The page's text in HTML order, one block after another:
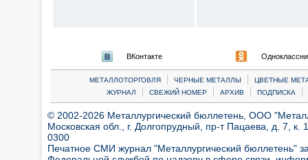
ВКонтакте
МЕТАЛЛОТОРГОВЛЯ | ЧЕРНЫЕ МЕТАЛЛЫ |
ЦВЕТНЫЕ
ЖУРНАЛ
| СВЕЖИЙ НОМЕР | АРХИВ | ПОДПИСКА |
© 2002-2026 Металлургический бюллетень, ООО
Московская обл., г. Долгопрудный, пр-т Пацаева, д. 7,
0300
Печатное СМИ журнал "Металлургический бюллетень"